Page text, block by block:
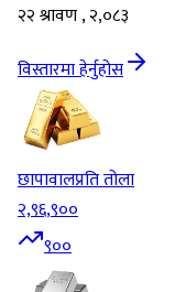
२२ श्रावण , २,०८३
विस्तारमा हेर्नुहोस
छापावालप्रति तोला
२,९६,९००
९००